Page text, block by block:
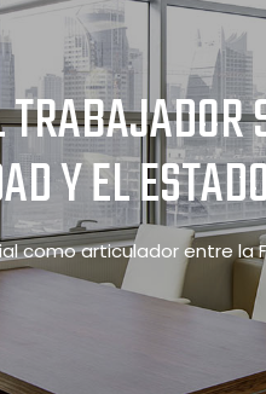
Y EL
como articulador entre